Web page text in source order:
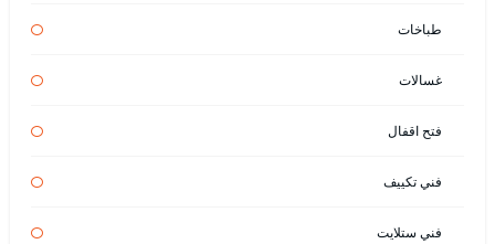
طباخات
غسالات
فتح اقفال
فني تكييف
فني ستلايت